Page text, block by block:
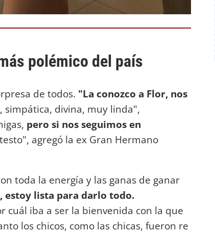
polémico del país
de todos. "La conozco a Flor, nos
simpática, divina, muy linda",
pero si nos seguimos en
agregó la ex Gran Hermano
toda la energía y las ganas de ganar
estoy lista para darlo todo.
cuál iba a ser la bienvenida con la que
los chicos, como las chicas, fueron re